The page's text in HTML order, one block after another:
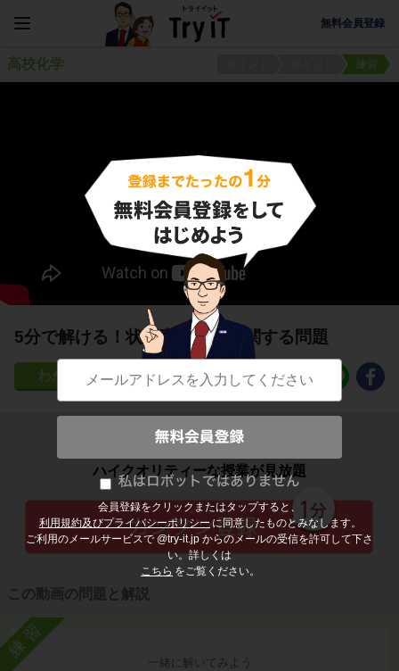
無料会員登録
会員登録をクリックまたはタップすると、
利用規約及びプライバシーポリシー に同意したものとみなします。
ご利用のメールサービスで @try-it.jp からのメールの受信を許可して下さ
い。詳しくは
こちら をご覧ください。
高校化学 練習
5分で解ける！状態変化と熱に関する問題
63
子どもの勉強から大人の学び直しまで
ハイクオリティーな授業が見放題
この動画の問題と解説
練習
一緒に解いてみよう